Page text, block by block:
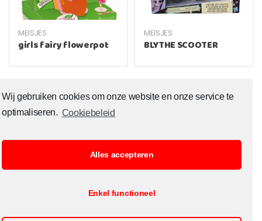
Wij gebruiken cookies om onze website en onze service te
optimaliseren. Cookiebeleid
Alles accepteren
Enkel functioneel
MEISJES
girls fairy flowerpot
MEISJES
BLYTHE SCOOTER